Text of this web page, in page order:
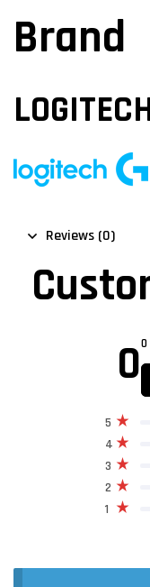
Brand
Reviews (0)
0
1
2
3
4
5